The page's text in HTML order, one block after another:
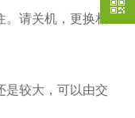
请关机，更换相
是较大，可以由交